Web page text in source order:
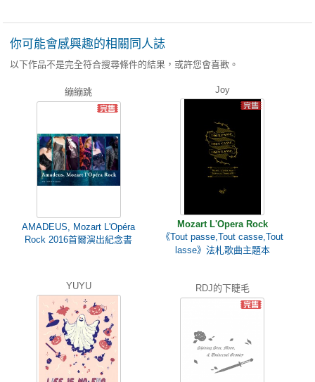
你可能會感興趣的相關同人誌
以下作品不是完全符合搜尋條件的結果，或許您會喜歡。
繃繃跳
AMADEUS, Mozart L'Opéra
Rock 2016首爾演出紀念書
Joy
Mozart L'Opera Rock
《Tout passe,Tout casse,Tout
lasse》法札歌曲主題本
YUYU RDJ的下睫毛